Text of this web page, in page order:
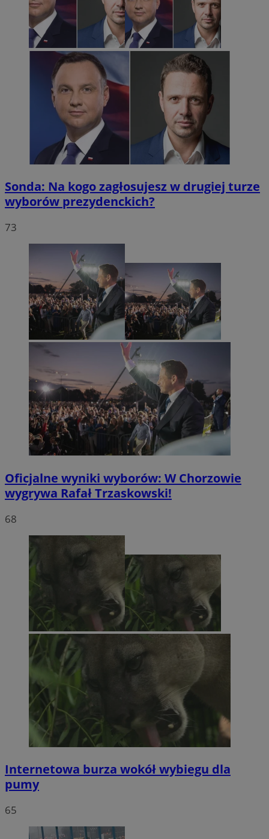
Sonda: Na kogo zagłosujesz w drugiej turze
wyborów prezydenckich?
73
Oficjalne wyniki wyborów: W Chorzowie
wygrywa Rafał Trzaskowski!
68
Internetowa burza wokół wybiegu dla
pumy
65